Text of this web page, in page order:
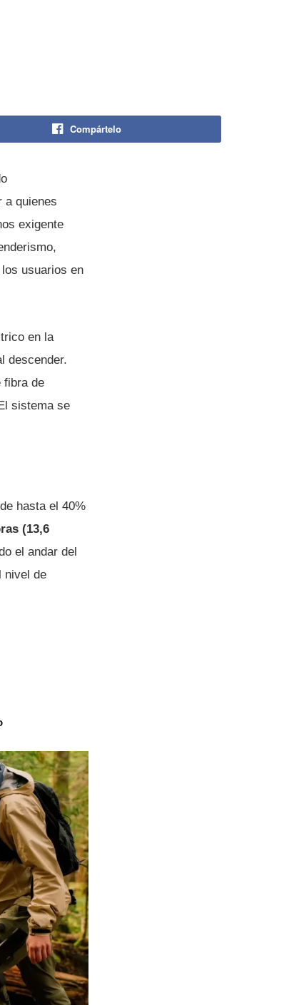
Compártelo
a quienes
exigente
usuarios en
en la
descender.
fibra de
sistema se
hasta el 40%
(13,6
el andar del
nivel de